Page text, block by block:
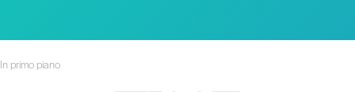
In primo piano